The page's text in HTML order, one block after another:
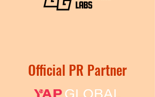
Official PR Partner